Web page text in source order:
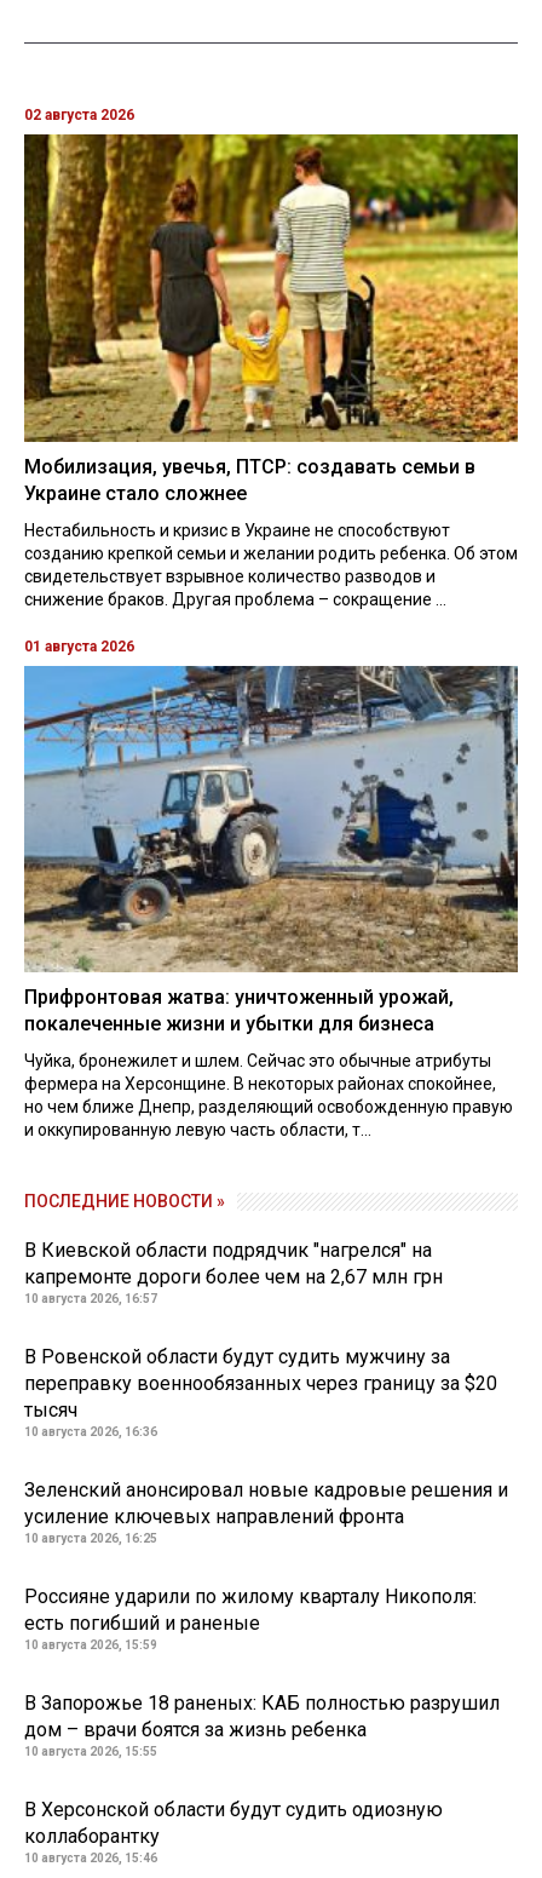
02 августа 2026
Мобилизация, увечья, ПТСР: создавать семьи в
Украине стало сложнее
Нестабильность и кризис в Украине не способствуют
созданию крепкой семьи и желании родить ребенка. Об этом
свидетельствует взрывное количество разводов и
снижение браков. Другая проблема – сокращение ...
01 августа 2026
Прифронтовая жатва: уничтоженный урожай,
покалеченные жизни и убытки для бизнеса
Чуйка, бронежилет и шлем. Сейчас это обычные атрибуты
фермера на Херсонщине. В некоторых районах спокойнее,
но чем ближе Днепр, разделяющий освобожденную правую
и оккупированную левую часть области, т...
ПОСЛЕДНИЕ НОВОСТИ »
В Киевской области подрядчик "нагрелся" на
капремонте дороги более чем на 2,67 млн грн
10 августа 2026, 16:57
В Ровенской области будут судить мужчину за
переправку военнообязанных через границу за $20
тысяч
10 августа 2026, 16:36
Зеленский анонсировал новые кадровые решения и
усиление ключевых направлений фронта
10 августа 2026, 16:25
Россияне ударили по жилому кварталу Никополя:
есть погибший и раненые
10 августа 2026, 15:59
В Запорожье 18 раненых: КАБ полностью разрушил
дом – врачи боятся за жизнь ребенка
10 августа 2026, 15:55
В Херсонской области будут судить одиозную
коллаборантку
10 августа 2026, 15:46